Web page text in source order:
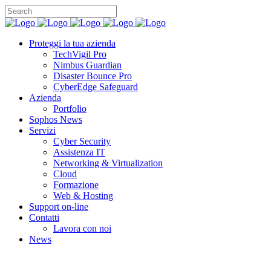
Proteggi la tua azienda
TechVigil Pro
Nimbus Guardian
Disaster Bounce Pro
CyberEdge Safeguard
Azienda
Portfolio
Sophos News
Servizi
Cyber Security
Assistenza IT
Networking & Virtualization
Cloud
Formazione
Web & Hosting
Support on-line
Contatti
Lavora con noi
News